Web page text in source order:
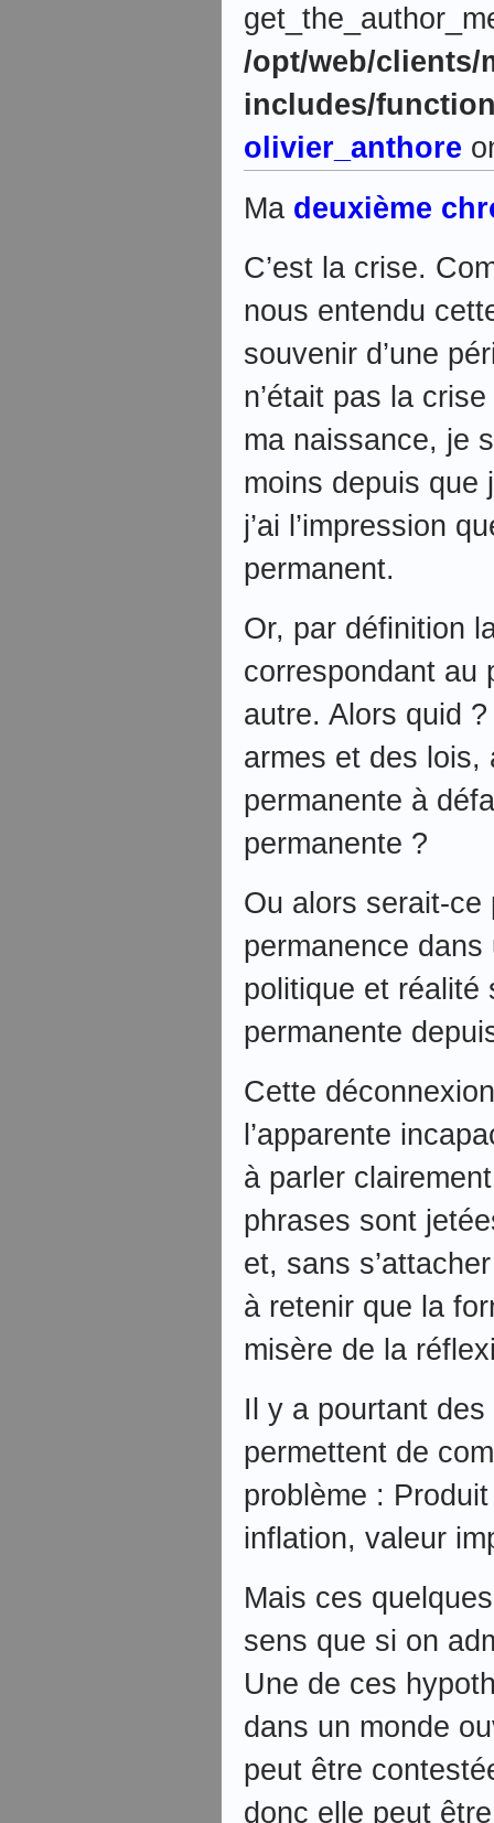
/opt/web/clients/
includes/
olivier_anthore
Ma deuxième
C’est la crise.
nous entendu
souvenir d’une
n’était pas la
ma naissance, je
moins depuis que
j’ai l’impression
permanent.
Or, par définition
correspondant au
autre. Alors quid
armes et des lois,
permanente à
permanente ?
Ou alors serait-
permanence
politique et réalité
permanente
Cette
l’apparente
à parler
phrases sont
et, sans
à retenir que la
misère de la
Il y a pourtant
permettent de
problème :
inflation, valeur
Mais ces
sens que si on
Une de ces
dans un monde
peut être
donc elle peut